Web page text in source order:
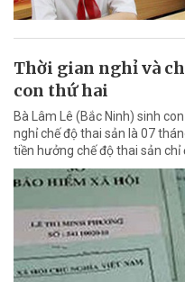
Thời gian nghỉ và
con thứ hai
Bà Lâm Lê (Bắc Ninh) sinh
nghỉ chế độ thai sản là 07
tiền hưởng chế độ thai sản chỉ